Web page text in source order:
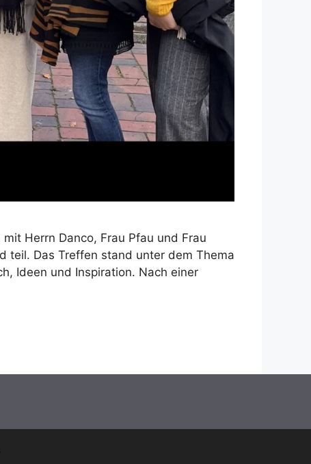
Herrn Danco, Frau Pfau und Frau
teil. Das Treffen stand unter dem Thema
Ideen und Inspiration. Nach einer